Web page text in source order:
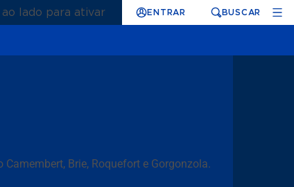
ao lado para ativar ENTRAR BUSCAR
Brie, Roquefort e Gorgonzola.